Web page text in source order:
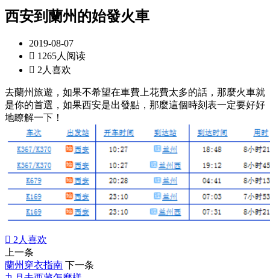
西安到蘭州的始發火車
2019-08-07
 1265人阅读
 2人喜欢
去蘭州旅遊，如果不希望在車費上花費太多的話，那麼火車就
是你的首選，如果西安是出發點，那麼這個時刻表一定要好好
地瞭解一下！
 2 人喜欢
上一条
蘭州穿衣指南 下一条